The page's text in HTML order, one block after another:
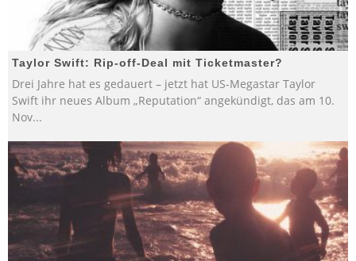
Taylor Swift: Rip-off-Deal mit Ticketmaster?
Drei Jahre hat es gedauert – jetzt hat US-Megastar Taylor
Swift ihr neues Album „Reputation“ angekündigt, das am 10.
Nov...